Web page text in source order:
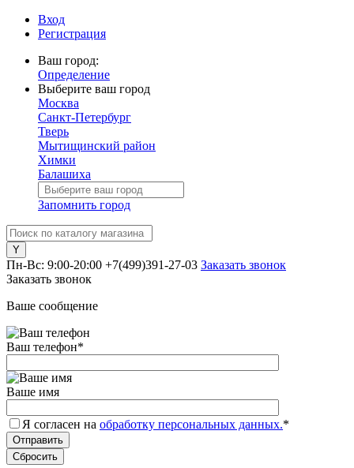
Вход
Регистрация
Ваш город:
Определение
Выберите ваш город
Москва
Санкт-Петербург
Тверь
Мытищинский район
Химки
Балашиха
Запомнить город
Пн-Вс: 9:00-20:00 +7(499)391-27-03 Заказать звонок
Заказать звонок
Ваше сообщение
Ваш телефон*
Ваше имя
Я согласен на обработку персональных данных.*